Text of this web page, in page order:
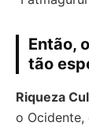
Então,
tão
Riqueza
o Ocidente,